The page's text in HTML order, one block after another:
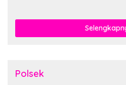
Polsek